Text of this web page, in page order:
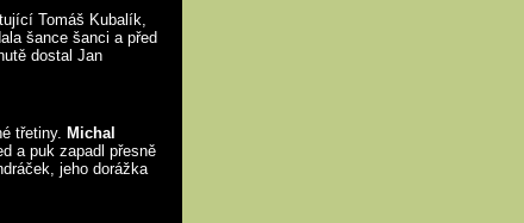
Tomáš Kubalík,
šance šanci a před
dostal Jan
třetiny. Michal
a puk zapadl přesně
jeho dorážka